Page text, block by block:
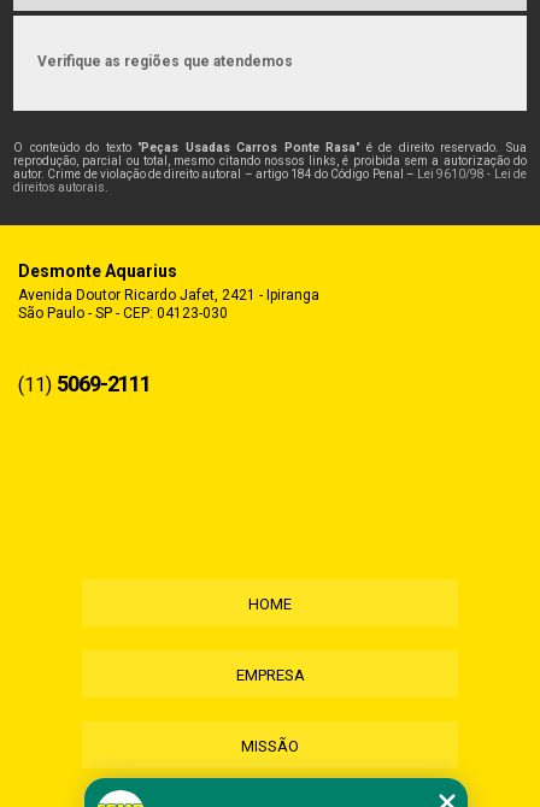
Verifique as regiões que atendemos
O conteúdo do texto "Peças Usadas Carros Ponte Rasa" é de direito reservado. Sua
reprodução, parcial ou total, mesmo citando nossos links, é proibida sem a autorização do
autor. Crime de violação de direito autoral – artigo 184 do Código Penal –
Lei 9610/98 - Lei de
direitos autorais
Desmonte Aquarius
Avenida Doutor Ricardo Jafet, 2421 - Ipiranga
São Paulo - SP - CEP: 04123-030
(11) 5069-2111
HOME
EMPRESA
MISSÃO